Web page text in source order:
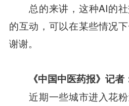
总的来讲，这种AI的社
的互动，可以在某些情况
谢谢。
《中国中医药报》记者
近期一些城市进入花粉